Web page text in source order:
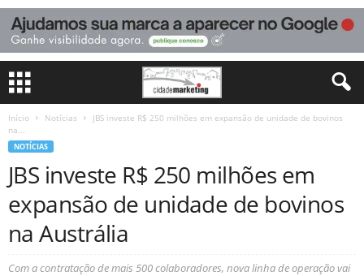
Início Notícias
JBS investe R$ 250 milhões em expansão de unidade de bovinos
na...
NOTÍCIAS
JBS investe R$ 250 milhões em
expansão de unidade de bovinos
na Austrália
Com a contratação de mais 500 colaboradores, nova linha de operação vai